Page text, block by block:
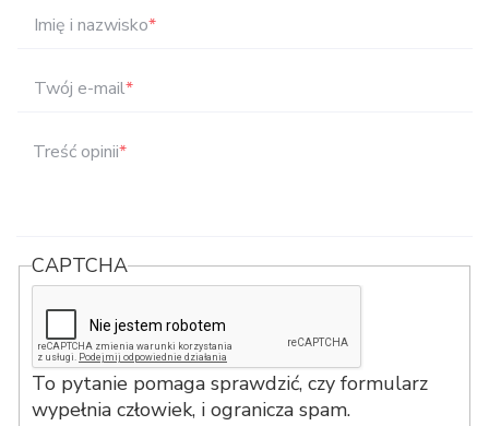
Imię i nazwisko*
Twój e-mail*
Treść opinii*
CAPTCHA
To pytanie pomaga sprawdzić, czy formularz
wypełnia człowiek, i ogranicza spam.